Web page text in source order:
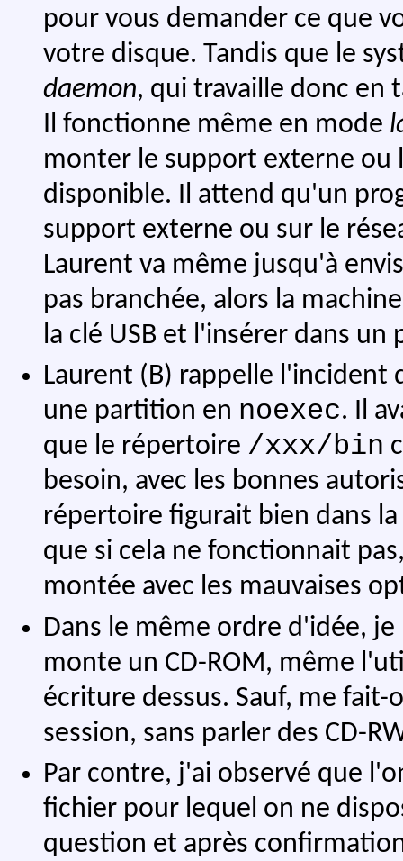
pour vous demander ce que
votre disque. Tandis que le
daemon, qui travaille donc en
Il fonctionne même en mode
monter le support externe ou
disponible. Il attend qu'un
support externe ou sur le
Laurent va même jusqu'à
pas branchée, alors la
la clé USB et l'insérer dans un
Laurent (B) rappelle
une partition en noexec. Il
que le répertoire /xxx/bin
besoin, avec les bonnes
répertoire figurait bien dans
que si cela ne fonctionnait
montée avec les mauvaises
Dans le même ordre d'idée,
monte un CD-ROM, même
écriture dessus. Sauf, me
session, sans parler des CD-
Par contre, j'ai observé que
fichier pour lequel on ne
question et après